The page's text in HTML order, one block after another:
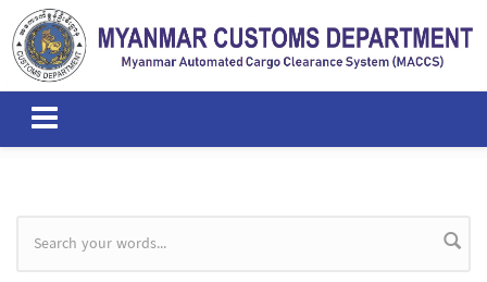
Skip to main content
Search form